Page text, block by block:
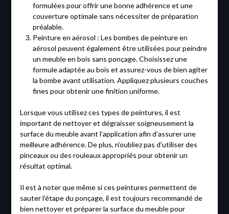
formulées pour offrir une bonne adhérence et une
couverture optimale sans nécessiter de préparation
préalable.
Peinture en aérosol : Les bombes de peinture en
aérosol peuvent également être utilisées pour peindre
un meuble en bois sans ponçage. Choisissez une
formule adaptée au bois et assurez-vous de bien agiter
la bombe avant utilisation. Appliquez plusieurs couches
fines pour obtenir une finition uniforme.
Lorsque vous utilisez ces types de peintures, il est
important de nettoyer et dégraisser soigneusement la
surface du meuble avant l’application afin d’assurer une
meilleure adhérence. De plus, n’oubliez pas d’utiliser des
pinceaux ou des rouleaux appropriés pour obtenir un
résultat optimal.
Il est à noter que même si ces peintures permettent de
sauter l’étape du ponçage, il est toujours recommandé de
bien nettoyer et préparer la surface du meuble pour